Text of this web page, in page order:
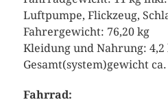
Luftpumpe, Flickzeug,
Fahrergewicht: 76,20 kg
Kleidung und Nahrung: 4,2
Gesamt(system)gewicht ca.
Fahrrad: